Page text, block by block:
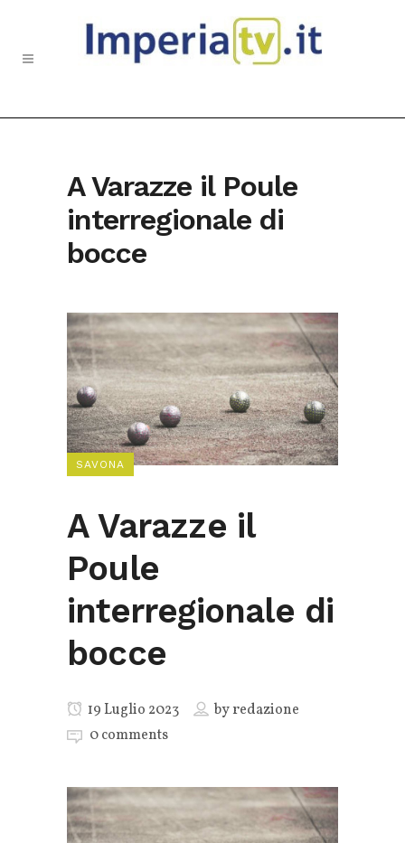
A Varazze il Poule
interregionale di
bocce
SAVONA
A Varazze il
Poule
interregionale di
bocce
19 Luglio 2023 byredazione
0 comments